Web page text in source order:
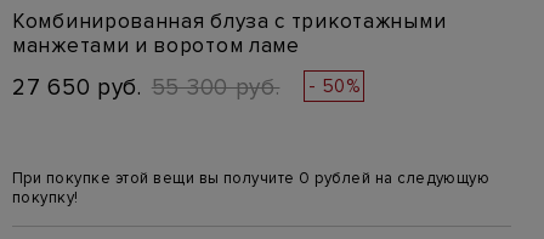
Комбинированная блуза с трикотажными
манжетами и воротом ламе
27 650 руб. 55 300 руб. - 50%
При покупке этой вещи вы получите 0 рублей на следующую
покупку!